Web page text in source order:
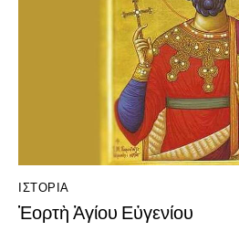
ΙΣΤΟΡΊΑ
Ἑορτὴ Ἁγίου Εὐγενίου